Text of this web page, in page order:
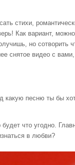
Как вариант,
но
видео с
песню ты бы
что угодно.
в любви?